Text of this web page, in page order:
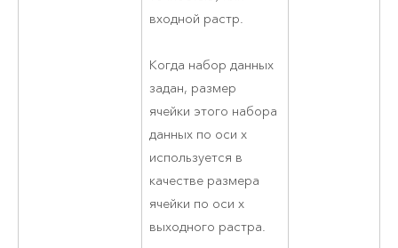
входной растр.
Когда набор данных
задан, размер
ячейки этого набора
данных по оси x
используется в
качестве размера
ячейки по оси x
выходного растра.